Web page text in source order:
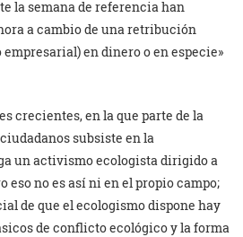
la semana de referencia han
a cambio de una retribución
en dinero o en especie»
crecientes, en la que parte de la
subsiste en la
un activismo ecologista dirigido a
eso no es así ni en el propio campo;
de que el ecologismo dispone hay
de conflicto ecológico y la forma